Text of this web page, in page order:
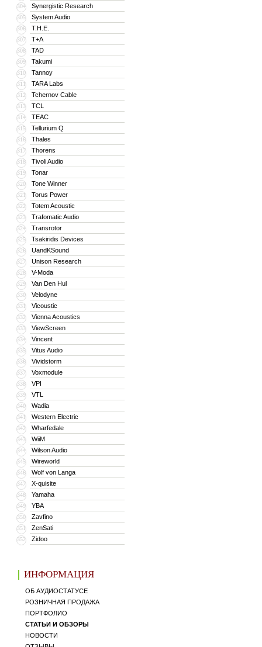
304 Synergistic Research
305 System Audio
306 T.H.E.
307 T+A
308 TAD
309 Takumi
310 Tannoy
311 TARA Labs
312 Tchernov Cable
313 TCL
314 TEAC
315 Tellurium Q
316 Thales
317 Thorens
318 Tivoli Audio
319 Tonar
320 Tone Winner
321 Torus Power
322 Totem Acoustic
323 Trafomatic Audio
324 Transrotor
325 Tsakiridis Devices
326 UandKSound
327 Unison Research
328 V-Moda
329 Van Den Hul
330 Velodyne
331 Vicoustic
332 Vienna Acoustics
333 ViewScreen
334 Vincent
335 Vitus Audio
336 Vividstorm
337 Voxmodule
338 VPI
339 VTL
340 Wadia
341 Western Electric
342 Wharfedale
343 WiiM
344 Wilson Audio
345 Wireworld
346 Wolf von Langa
347 X-quisite
348 Yamaha
349 YBA
350 Zavfino
351 ZenSati
352 Zidoo
ИНФОРМАЦИЯ
ОБ АУДИОСТАТУСЕ
РОЗНИЧНАЯ ПРОДАЖА
ПОРТФОЛИО
СТАТЬИ И ОБЗОРЫ
НОВОСТИ